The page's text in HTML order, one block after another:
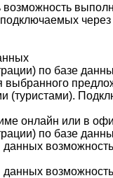
по базе
выбранного
(туристами).
онлайн или в
по базе